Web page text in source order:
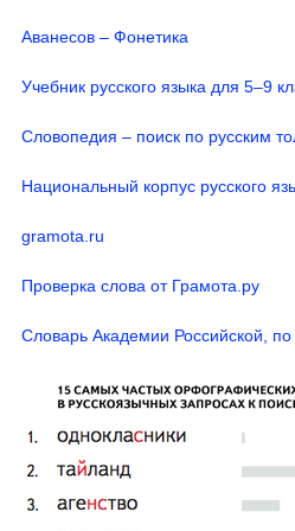
Аванесов – Фонетика
Учебник русского языка для 5–9
Словопедия – поиск по русским
Национальный корпус русского
gramota.ru
Проверка слова от Грамота.ру
Словарь Академии Российской,